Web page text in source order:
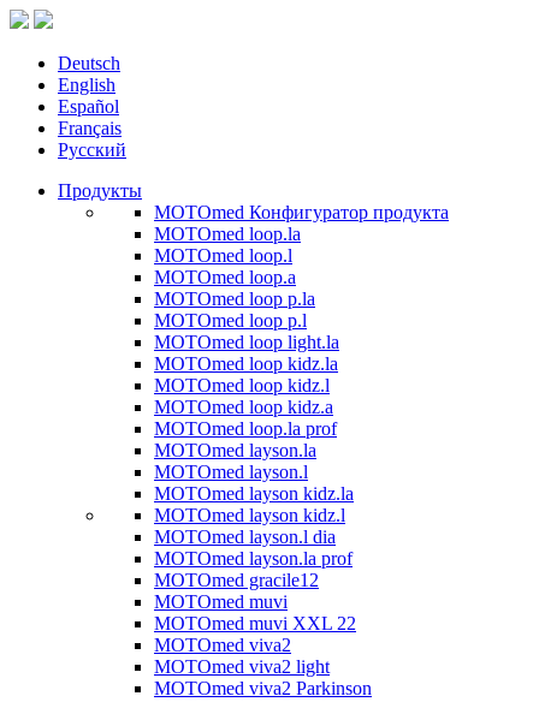
Deutsch
English
Español
Français
Русский
Продукты
MOTOmed Конфигуратор продукта
MOTOmed loop.la
MOTOmed loop.l
MOTOmed loop.a
MOTOmed loop p.la
MOTOmed loop p.l
MOTOmed loop light.la
MOTOmed loop kidz.la
MOTOmed loop kidz.l
MOTOmed loop kidz.a
MOTOmed loop.la prof
MOTOmed layson.la
MOTOmed layson.l
MOTOmed layson kidz.la
MOTOmed layson kidz.l
MOTOmed layson.l dia
MOTOmed layson.la prof
MOTOmed gracile12
MOTOmed muvi
MOTOmed muvi XXL 22
MOTOmed viva2
MOTOmed viva2 light
MOTOmed viva2 Parkinson